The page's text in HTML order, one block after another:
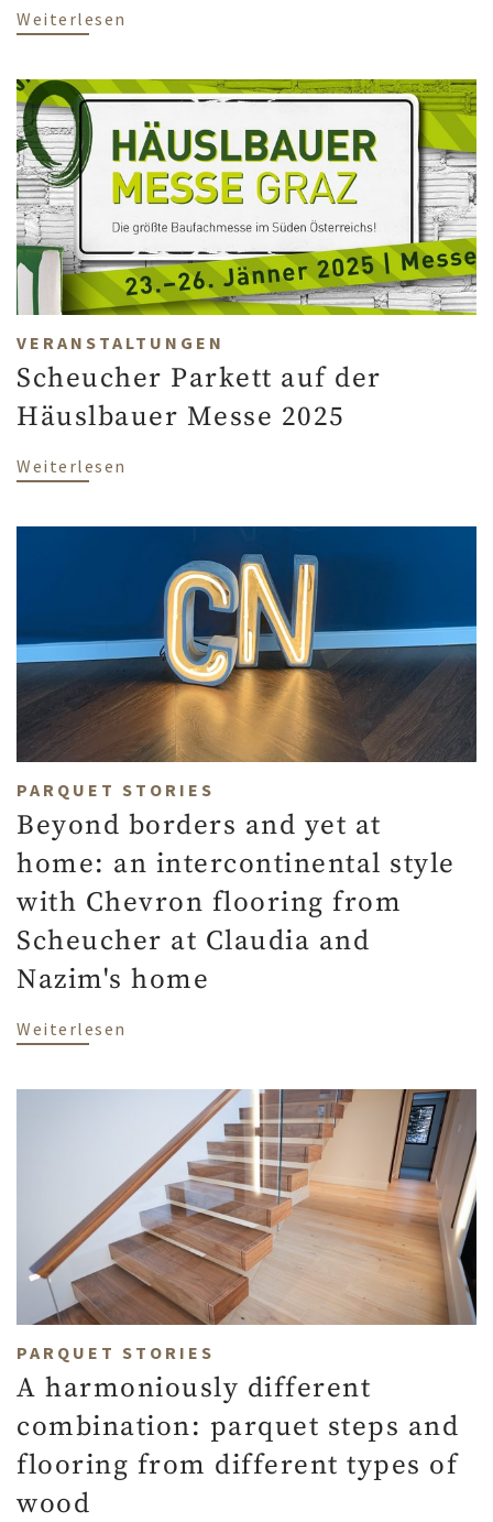
Weiterlesen
VERANSTALTUNGEN
Scheucher Parkett auf der
Häuslbauer Messe 2025
Weiterlesen
PARQUET STORIES
Beyond borders and yet at
home: an intercontinental style
with Chevron flooring from
Scheucher at Claudia and
Nazim's home
Weiterlesen
PARQUET STORIES
A harmoniously different
combination: parquet steps and
flooring from different types of
wood